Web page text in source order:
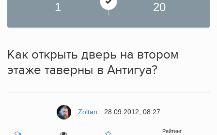
1 20
Как открыть дверь на втором
этаже таверны в Антигуа?
Zoltan 28.09.2012, 08:27
Рейтинг